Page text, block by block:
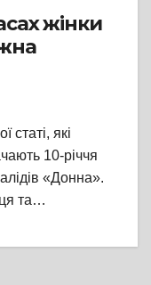
жінки
статі, які
10-річчя
«Донна».
та…